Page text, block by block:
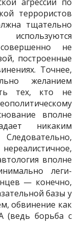
террористов
тща­тельно
не
построенные
Точнее,
желанием
тех, кто не
вполне
никаким
вполне
леги­
— конечно,
базы у
обвинение как
(ведь борьба с